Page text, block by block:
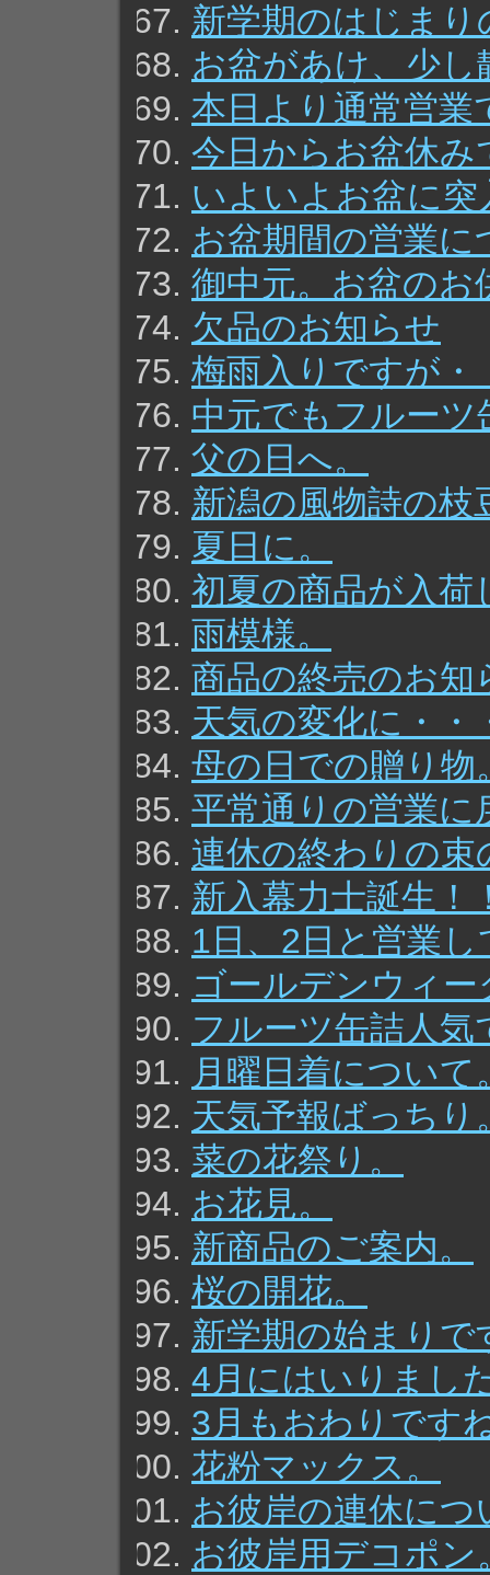
新学期のはじま
お盆があけ、少し
本日より通常営業
今日からお盆休み
いよいよお盆に突
お盆期間の営業に
御中元。お盆のお
欠品のお知らせ
梅雨入りですが・
中元でもフルーツ
父の日へ。
新潟の風物詩の枝
夏日に。
初夏の商品が入荷
雨模様。
商品の終売のお知
天気の変化に・・
母の日での贈り物
平常通りの営業に
連休の終わりの束
新入幕力士誕生！
1日、2日と営業
ゴールデンウィ
フルーツ缶詰人気
月曜日着について
天気予報ばっちり
菜の花祭り。
お花見。
新商品のご案内。
桜の開花。
新学期の始まりで
4月にはいりまし
3月もおわりです
花粉マックス。
お彼岸の連休につ
お彼岸用デコポン